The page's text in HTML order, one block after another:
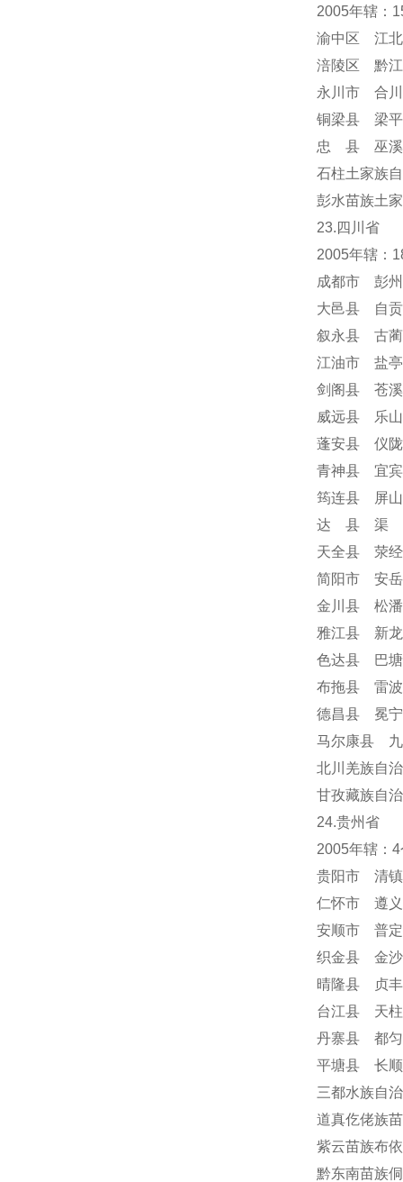
2005年辖
渝中区 江
涪陵区 黔
永川市 合
铜梁县 梁
忠 县 巫溪
石柱土家族
彭水苗族土
23.四川省
2005年辖：
成都市 彭
大邑县 自
叙永县 古
江油市 盐
剑阁县 苍
威远县 乐
蓬安县 仪
青神县 宜
筠连县 屏
达 县 渠
天全县 荥
简阳市 安
金川县 松
雅江县 新
色达县 巴
布拖县 雷
德昌县 冕
马尔康县
北川羌族自
甘孜藏族自
24.贵州省
2005年辖：
贵阳市 清
仁怀市 遵
安顺市 普
织金县 金
晴隆县 贞
台江县 天
丹寨县 都
平塘县 长
三都水族自
道真仡佬族
紫云苗族布
黔东南苗族